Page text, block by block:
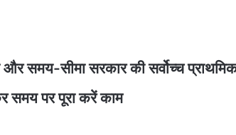
और समय-सीमा सरकार की सर्वोच्च
समय पर पूरा करें काम